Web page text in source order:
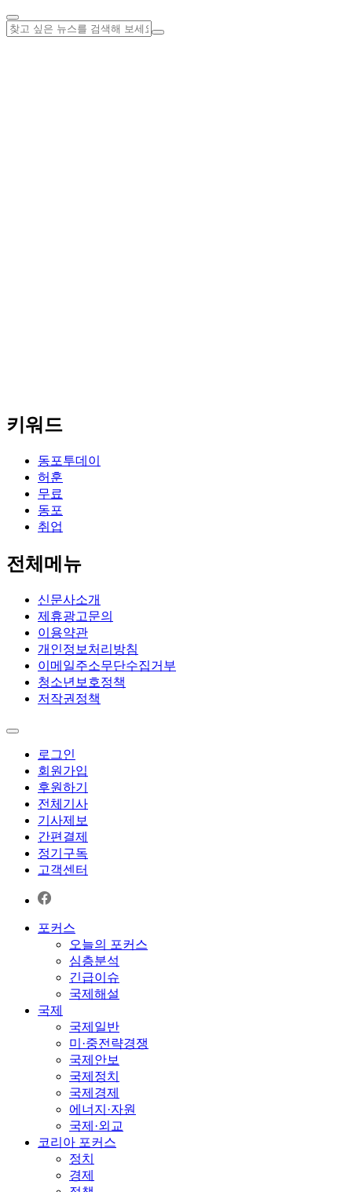
키워드
동포투데이
허훈
무료
동포
취업
전체메뉴
신문사소개
제휴광고문의
이용약관
개인정보처리방침
이메일주소무단수집거부
청소년보호정책
저작권정책
로그인
회원가입
후원하기
전체기사
기사제보
간편결제
정기구독
고객센터
포커스
오늘의 포커스
심층분석
긴급이슈
국제해설
국제
국제일반
미·중전략경쟁
국제안보
국제정치
국제경제
에너지·자원
국제·외교
코리아 포커스
정치
경제